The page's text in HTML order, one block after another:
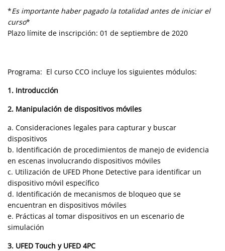
*Es importante haber pagado la totalidad antes de iniciar el
curso*
Plazo límite de inscripción: 01 de septiembre de 2020
Programa: El curso CCO incluye los siguientes módulos:
1. Introducción
2. Manipulación de dispositivos móviles
a. Consideraciones legales para capturar y buscar
dispositivos
b. Identificación de procedimientos de manejo de evidencia
en escenas involucrando dispositivos móviles
c. Utilización de UFED Phone Detective para identificar un
dispositivo móvil específico
d. Identificación de mecanismos de bloqueo que se
encuentran en dispositivos móviles
e. Prácticas al tomar dispositivos en un escenario de
simulación
3. UFED Touch y UFED 4PC